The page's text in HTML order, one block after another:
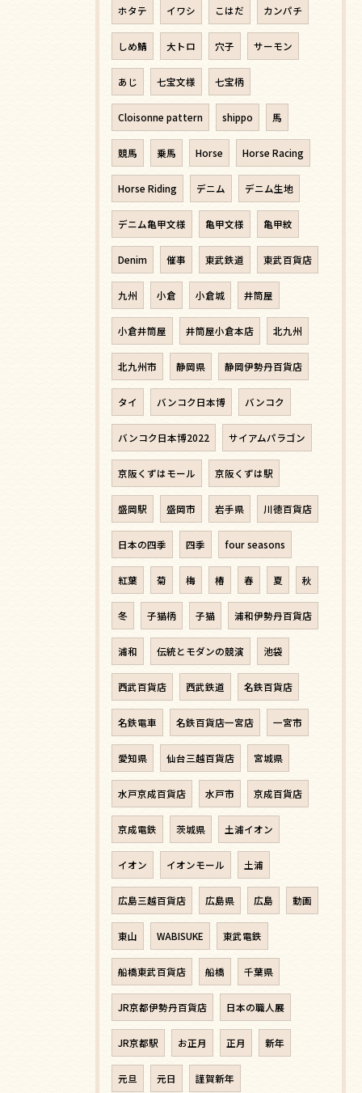
ホタテ イワシ こはだ カンパチ
しめ鯖 大トロ 穴子 サーモン
あじ 七宝文様 七宝柄
Cloisonne pattern shippo 馬
競馬 乗馬 Horse Horse Racing
Horse Riding デニム デニム生地
デニム亀甲文様 亀甲文様 亀甲紋
Denim 催事 東武鉄道 東武百貨店
九州 小倉 小倉城 井筒屋
小倉井筒屋 井筒屋小倉本店 北九州
北九州市 静岡県 静岡伊勢丹百貨店
タイ バンコク日本博 バンコク
バンコク日本博2022 サイアムパラゴン
京阪くずはモール 京阪くずは駅
盛岡駅 盛岡市 岩手県 川徳百貨店
日本の四季 四季 four seasons
紅葉 菊 梅 椿 春 夏 秋
冬 子猫柄 子猫 浦和伊勢丹百貨店
浦和 伝統とモダンの競演 池袋
西武百貨店 西武鉄道 名鉄百貨店
名鉄電車 名鉄百貨店一宮店 一宮市
愛知県 仙台三越百貨店 宮城県
水戸京成百貨店 水戸市 京成百貨店
京成電鉄 茨城県 土浦イオン
イオン イオンモール 土浦
広島三越百貨店 広島県 広島 動画
東山 WABISUKE 東武電鉄
船橋東武百貨店 船橋 千葉県
JR京都伊勢丹百貨店 日本の職人展
JR京都駅 お正月 正月 新年
元旦 元日 謹賀新年